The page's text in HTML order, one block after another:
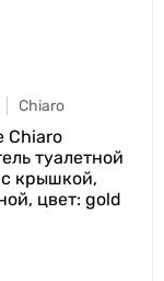
Chiaro
Chiaro
туалетной
крышкой,
цвет: gold